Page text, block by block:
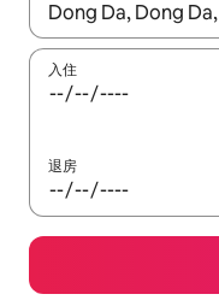
如有搜索结果，请使
入住
退房